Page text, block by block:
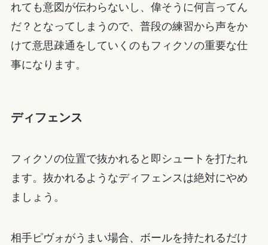
れても意図が伝わらないし、偉そうに何言ってん
だ？となってしまうので、普段の練習から声をか
けて意思疎通をしていくのもフィクソの重要な仕
事になります。
ディフェンス
フィクソの位置で抜かれると即シュートを打たれ
ます。抜かれるようなディフェンスは絶対にやめ
ましょう。
相手ピヴォがうまい場合、ボールを持たれるだけ